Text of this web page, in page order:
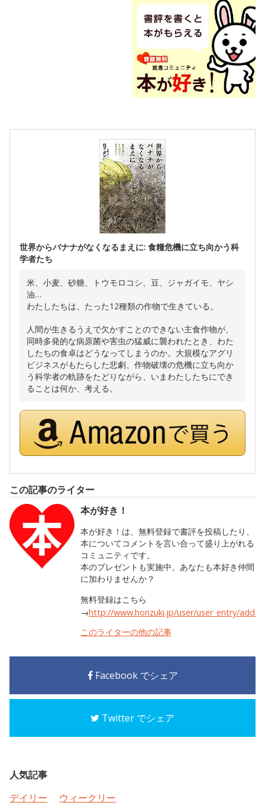
世界からバナナがなくなるまえに: 食糧危機に立ち向かう科
学者たち
米、小麦、砂糖、トウモロコシ、豆、ジャガイモ、ヤシ
油…
わたしたちは、たった12種類の作物で生きている。
人間が生きるうえで欠かすことのできない主食作物が、
同時多発的な病原菌や害虫の猛威に襲われたとき、わた
したちの食卓はどうなってしまうのか。大規模なアグリ
ビジネスがもたらした悲劇、作物破壊の危機に立ち向か
う科学者の軌跡をたどりながら、いまわたしたちにでき
ることは何か、考える。
この記事のライター
本が好き！
本が好き！は、無料登録で書評を投稿したり、
本についてコメントを言い合って盛り上がれる
コミュニティです。
本のプレゼントも実施中。あなたも本好き仲間
に加わりませんか？
無料登録はこちら
→http://www.honzuki.jp/user/user_entry/
このライターの他の記事
Facebook でシェア
Twitter でシェア
人気記事
デイリー
ウィークリー